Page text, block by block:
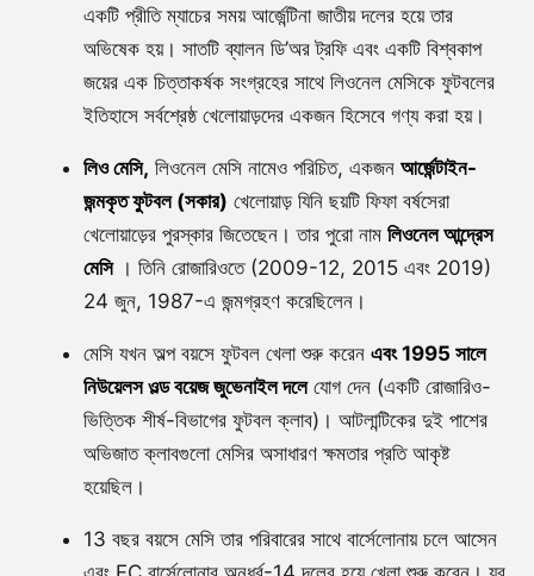
একটি প্রীতি ম্যাচের সময় আর্জেন্টিনা জাতীয় দলের হয়ে তার
অভিষেক হয়। সাতটি ব্যালন ডি’অর ট্রফি এবং একটি বিশ্বকাপ
জয়ের এক চিত্তাকর্ষক সংগ্রহের সাথে লিওনেল মেসিকে ফুটবলের
ইতিহাসে সর্বশ্রেষ্ঠ খেলোয়াড়দের একজন হিসেবে গণ্য করা হয়।
লিও মেসি, লিওনেল মেসি নামেও পরিচিত, একজন আর্জেন্টাইন-
জন্মকৃত ফুটবল (সকার) খেলোয়াড় যিনি ছয়টি ফিফা বর্ষসেরা
খেলোয়াড়ের পুরস্কার জিতেছেন। তার পুরো নাম লিওনেল আন্দ্রেস
মেসি। তিনি রোজারিওতে (2009-12, 2015 এবং 2019)
24 জুন, 1987-এ জন্মগ্রহণ করেছিলেন।
মেসি যখন অল্প বয়সে ফুটবল খেলা শুরু করেন এবং 1995 সালে
নিউয়েলস ওল্ড বয়েজ জুভেনাইল দলেযোগ দেন (একটি রোজারিও-
ভিত্তিক শীর্ষ-বিভাগের ফুটবল ক্লাব)। আটলান্টিকের দুই পাশের
অভিজাত ক্লাবগুলো মেসির অসাধারণ ক্ষমতার প্রতি আকৃষ্ট
হয়েছিল।
13 বছর বয়সে মেসি তার পরিবারের সাথে বার্সেলোনায় চলে আসেন